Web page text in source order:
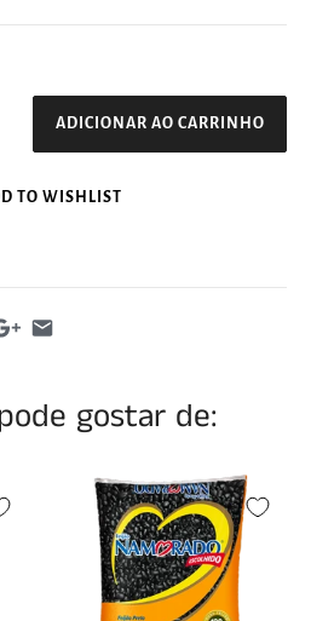
ADICIONAR AO CARRINHO
TO WISHLIST
gostar de: